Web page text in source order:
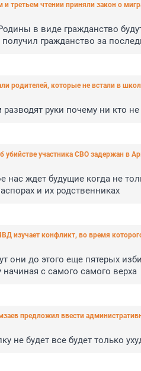
и третьем чтении приняли закон о
в виде гражданство
получил гражданство за
родителей, которые не встали в
руки почему ни кто не
убийстве участника СВО задержан в
нас ждет будущие когда не
и их родственниках
изучает конфликт, во время
они до этого еще пятерых
начиная с самого самого верха
предложил ввести
не будет все будет только